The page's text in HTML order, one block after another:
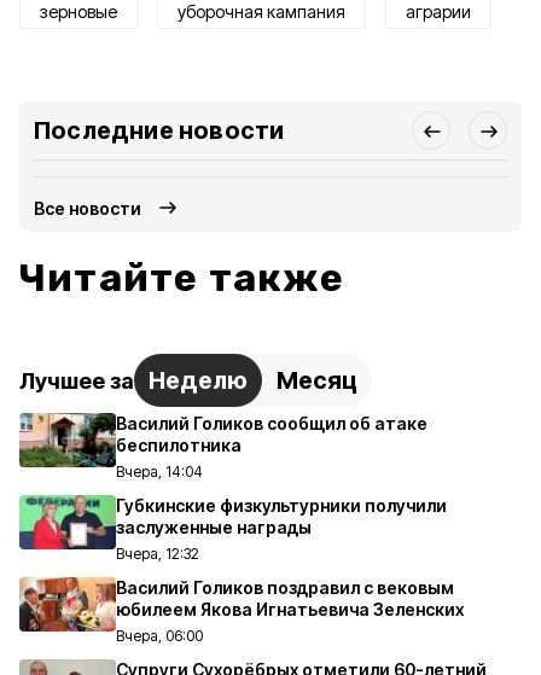
зерновые уборочная кампания аграрии
Последние новости
Все новости
Читайте также
Лучшее за Неделю Месяц
Василий Голиков сообщил об атаке
беспилотника
Вчера, 14:04
Губкинские физкультурники получили
заслуженные награды
Вчера, 12:32
Василий Голиков поздравил с вековым
юбилеем Якова Игнатьевича Зеленских
Вчера, 06:00
Супруги Сухорёбрых отметили 60-летний